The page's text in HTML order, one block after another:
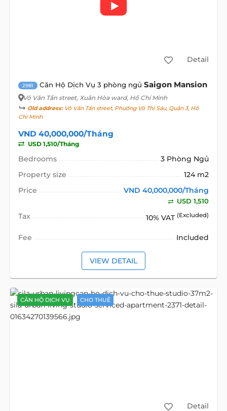
Detail
2981 Căn Hộ Dịch Vụ 3 phòng ngủ Saigon Mansion
Võ Văn Tần street, Xuân Hòa ward, Hồ Chí Minh
Old address:Võ Văn Tần street, Phường Võ Thị Sáu, Quận 3, Hồ
Chí Minh
VND 40,000,000/Tháng
USD 1,510/Tháng
Bedrooms
3 Phòng Ngủ
Property size
124 m2
Price
VND 40,000,000/Tháng
USD 1,510
Tax 10% VAT (Excluded)
Fee Included
VIEW DETAIL
CĂN HỘ DỊCH VỤ CHO THUÊ
Detail